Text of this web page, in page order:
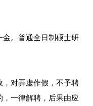
金。普通全日制硕士研
，对弄虚作假，不予聘
，一律解聘，后果由应